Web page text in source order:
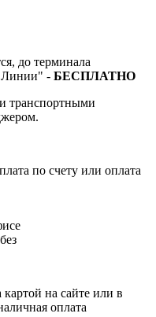
до терминала
Линии" - БЕСПЛАТНО
транспортными
по счету или оплата
на сайте или в
оплата